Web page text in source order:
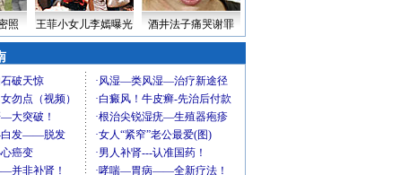
照 王菲小女儿李嫣曝光 酒井法子痛哭谢罪